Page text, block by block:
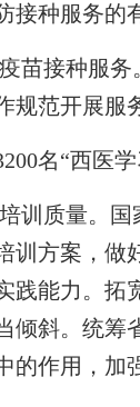
接种服务的
接种服务
规范开展服
名“西医学
质量。国
训方案，做
践能力。拓
倾斜。统筹
的作用，加